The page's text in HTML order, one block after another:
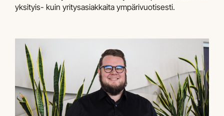
yksityis- kuin yritysasiakkaita ympärivuotisesti.